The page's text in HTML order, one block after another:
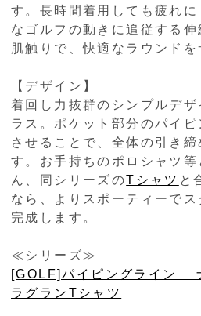
す。長時間着用しても疲れ
なゴルフの動きに追従する
肌触りで、快適なラウンドを
【デザイン】
着回し力抜群のシンプルデ
ラス。ポケット部分のパイ
させることで、全体の引き
す。お手持ちのポロシャツ
ん、同シリーズのTシャツ と
なら、よりスポーティーで
完成します。
≪シリーズ≫
[GOLF]パイピングライン
ラグランTシャツ